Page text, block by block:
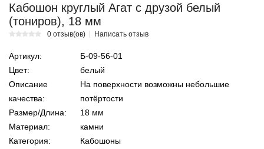
Кабошон круглый Агат с друзой белый
(тониров), 18 мм
0 отзыв(ов) Написать отзыв
Артикул:
Б-09-56-01
Цвет:
белый
Описание
качества:
На поверхности возможны небольшие
потёртости
Размер/Длина:
18 мм
Материал:
камни
Категория:
Кабошоны